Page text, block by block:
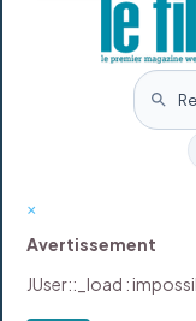
×
Avertissement
JUser::_load :